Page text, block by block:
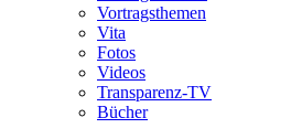
Vortragsthemen
Vita
Fotos
Videos
Transparenz-TV
Bücher